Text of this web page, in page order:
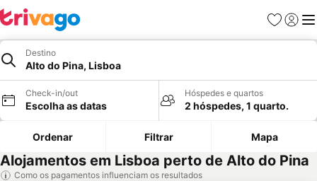
Favoritos
Iniciar
Destino
Alto do Pina, Lisboa
Check-in/out
Escolha as datas
Hóspedes e quartos
2 hóspedes, 1 quarto.
Ordenar Filtrar Mapa
Alojamentos em Lisboa perto de Alto do Pina
Como os pagamentos influenciam os resultados